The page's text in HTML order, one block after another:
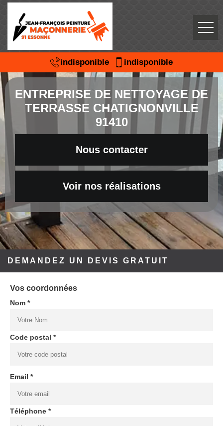
indisponible indisponible
ENTREPRISE DE NETTOYAGE DE
TERRASSE CHATIGNONVILLE
91410
Nous contacter
Voir nos réalisations
DEMANDEZ UN DEVIS GRATUIT
Vos coordonnées
Nom *
Code postal *
Email *
Téléphone *